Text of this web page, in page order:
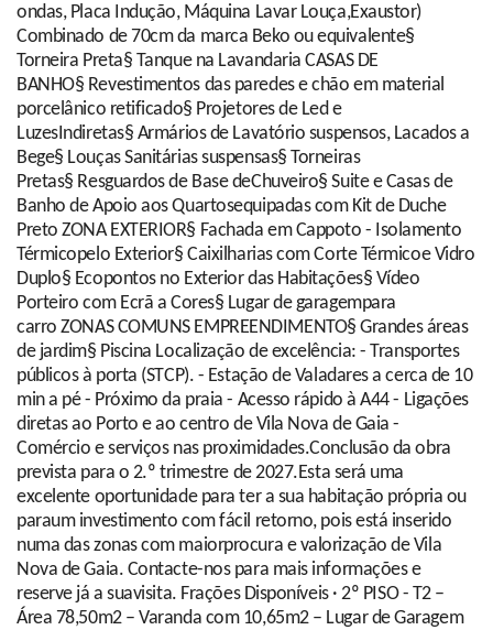
ondas, Placa Indução, Máquina Lavar Louça,Exaustor)
Combinado de 70cm da marca Beko ou equivalente§
Torneira Preta§ Tanque na Lavandaria CASAS DE
BANHO§ Revestimentos das paredes e chão em material
porcelânico retificado§ Projetores de Led e
LuzesIndiretas§ Armários de Lavatório suspensos, Lacados a
Bege§ Louças Sanitárias suspensas§ Torneiras
Pretas§ Resguardos de Base deChuveiro§ Suite e Casas de
Banho de Apoio aos Quartosequipadas com Kit de Duche
Preto ZONA EXTERIOR§ Fachada em Cappoto - Isolamento
Térmicopelo Exterior§ Caixilharias com Corte Térmicoe Vidro
Duplo§ Ecopontos no Exterior das Habitações§ Vídeo
Porteiro com Ecrã a Cores§ Lugar de garagempara
carro ZONAS COMUNS EMPREENDIMENTO§ Grandes áreas
de jardim§ Piscina Localização de excelência: - Transportes
públicos à porta (STCP). - Estação de Valadares a cerca de 10
min a pé - Próximo da praia - Acesso rápido à A44 - Ligações
diretas ao Porto e ao centro de Vila Nova de Gaia -
Comércio e serviços nas proximidades.Conclusão da obra
prevista para o 2.º trimestre de 2027.Esta será uma
excelente oportunidade para ter a sua habitação própria ou
paraum investimento com fácil retorno, pois está inserido
numa das zonas com maiorprocura e valorização de Vila
Nova de Gaia. Contacte-nos para mais informações e
reserve já a suavisita. Frações Disponíveis · 2º PISO - T2 –
Área 78,50m2 – Varanda com 10,65m2 – Lugar de Garagem